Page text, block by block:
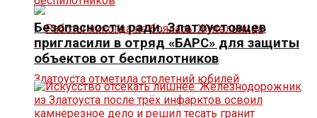
Безопасности ради. Златоустовцев
пригласили в отряд «БАРС» для защиты
объектов от беспилотников